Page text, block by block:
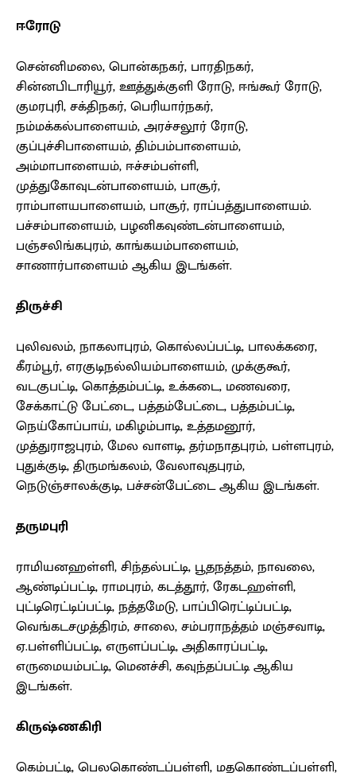
ஈரோடு
சென்னிமலை, பொன்கநகர், பாரதிநகர்,
சின்னபிடாரியூர், ஊத்துக்குளி ரோடு, ஈங்கூர் ரோடு,
குமரபுரி, சக்திநகர், பெரியார்நகர்,
நம்மக்கல்பாளையம், அரச்சலூர் ரோடு,
குப்புச்சிபாளையம், திம்பம்பாளையம்,
அம்மாபாளையம், ஈச்சம்பள்ளி,
முத்துகோவுடன்பாளையம், பாசூர்,
ராம்பாளயபாளையம், பாசூர், ராப்பத்துபாளையம்.
பச்சம்பாளையம், பழனிகவுண்டன்பாளையம்,
பஞ்சலிங்கபுரம், காங்கயம்பாளையம்,
சாணார்பாளையம் ஆகிய இடங்கள்.
திருச்சி
புலிவலம், நாகலாபுரம், கொல்லப்பட்டி, பாலக்கரை,
கீரம்பூர், எரகுடிநல்லியம்பாளையம், முக்குகூர்,
வடகுபட்டி, கொத்தம்பட்டி, உக்கடை, மணவரை,
சேக்காட்டு பேட்டை, பத்தம்பேட்டை, பத்தம்பட்டி,
நெய்கோப்பாய், மகிழம்பாடி, உத்தமனூர்,
முத்துராஜபுரம், மேல வாளடி, தர்மநாதபுரம், பள்ளபுரம்,
புதுக்குடி, திருமங்கலம், வேலாவுதபுரம்,
நெடுஞ்சாலக்குடி, பச்சன்பேட்டை ஆகிய இடங்கள்.
தருமபுரி
ராமியனஹள்ளி, சிந்தல்பட்டி, பூதநத்தம், நாவலை,
ஆண்டிப்பட்டி, ராமபுரம், கடத்தூர், ரேகடஹள்ளி,
புட்டிரெட்டிப்பட்டி, நத்தமேடு, பாப்பிரெட்டிப்பட்டி,
வெங்கடசமுத்திரம், சாலை, சம்பராநத்தம் மஞ்சவாடி,
ஏ.பள்ளிப்பட்டி, எருளப்பட்டி, அதிகாரப்பட்டி,
எருமையம்பட்டி, மெனச்சி, கவுந்தப்பட்டி ஆகிய
இடங்கள்.
கிருஷ்ணகிரி
கெம்பட்டி, பெலகொண்டப்பள்ளி, மதகொண்டப்பள்ளி,